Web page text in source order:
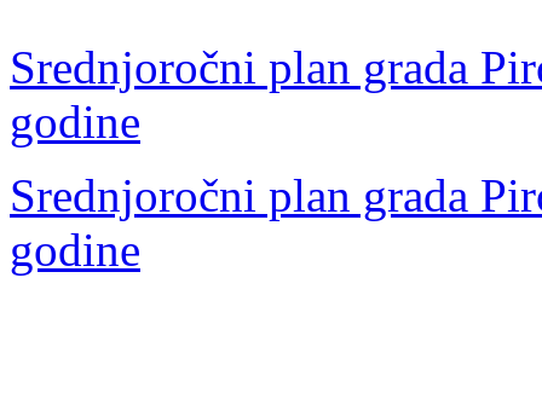
Srednjoročni plan grada
godine
Srednjoročni plan grada
godine